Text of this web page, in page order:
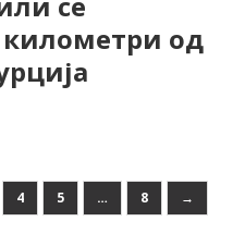
километри од
4 5 … 8 →